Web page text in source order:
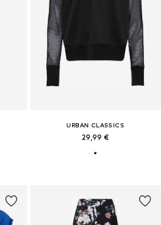
URBAN CLASSICS
29,99 €